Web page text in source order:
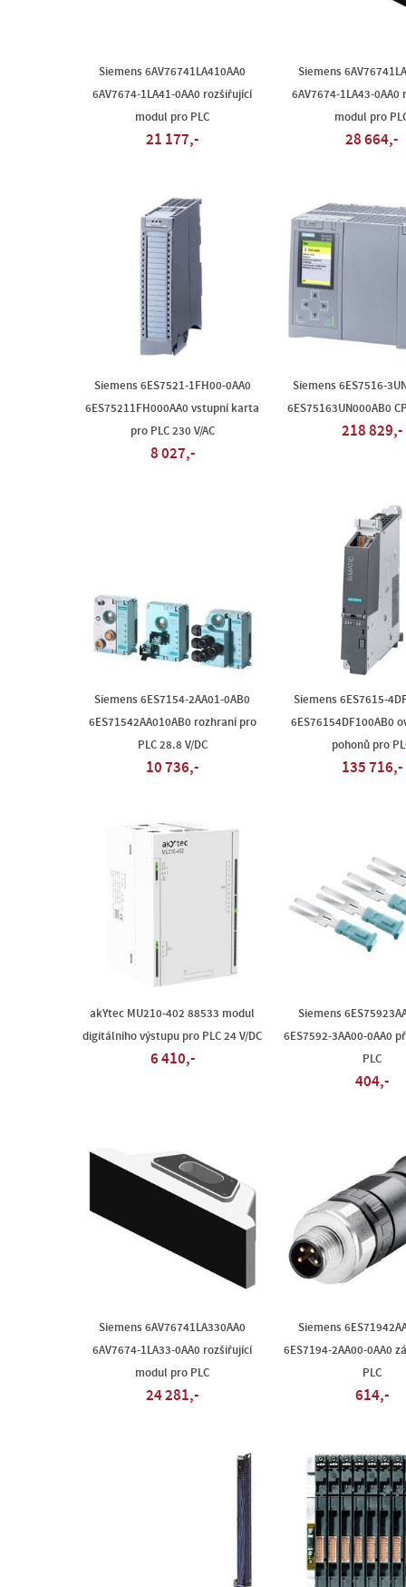
Siemens 6AV76741LA410AA0
6AV7674-1LA41-0AA0 rozšiřující
modul pro PLC
21 177,-
Siemens
6AV7674-1LA43-0AA0
modul pro
28 664,-
Siemens 6ES7521-1FH00-0AA0
6ES75211FH000AA0 vstupní karta
pro PLC 230 V/AC
8 027,-
Siemens 6ES7516-
6ES75163UN000AB0
218 829,-
Siemens 6ES7154-2AA01-0AB0
6ES71542AA010AB0 rozhraní pro
PLC 28.8 V/DC
10 736,-
Siemens 6ES7615-
6ES76154DF100AB0
pohonů pro
135 716,-
akYtec MU210-402 88533 modul
digitálního výstupu pro PLC 24 V/DC
6 410,-
Siemens
6ES7592-3AA00-0AA0
PLC
404,-
Siemens 6AV76741LA330AA0
6AV7674-1LA33-0AA0 rozšiřující
modul pro PLC
24 281,-
Siemens
6ES7194-2AA00-0AA0
PLC
614,-